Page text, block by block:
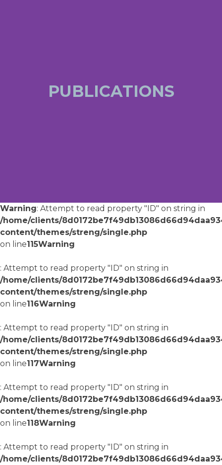
PUBLICATIONS
Warning: Attempt to read property "ID" on string in
/home/clients/
content/themes/streng/single.php
on line115Warning
: Attempt to read property "ID" on string in
/home/clients/
content/themes/streng/single.php
on line116Warning
: Attempt to read property "ID" on string in
/home/clients/
content/themes/streng/single.php
on line117Warning
: Attempt to read property "ID" on string in
/home/clients/
content/themes/streng/single.php
on line118Warning
: Attempt to read property "ID" on string in
/home/clients/